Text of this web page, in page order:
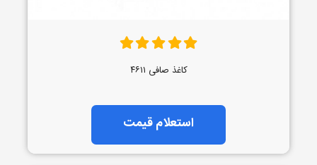
کاغذ صافی ۴۶۱۱
استعلام قیمت